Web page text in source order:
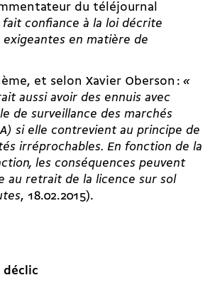
du téléjournal
fait confiance à la loi décrite
exigeantes en matière de
et selon Xavier Oberson : «
aussi avoir des ennuis avec
de surveillance des marchés
si elle contrevient au principe de
irréprochables. En fonction de la
les conséquences peuvent
au retrait de la licence sur sol
, 18.02.2015).
déclic